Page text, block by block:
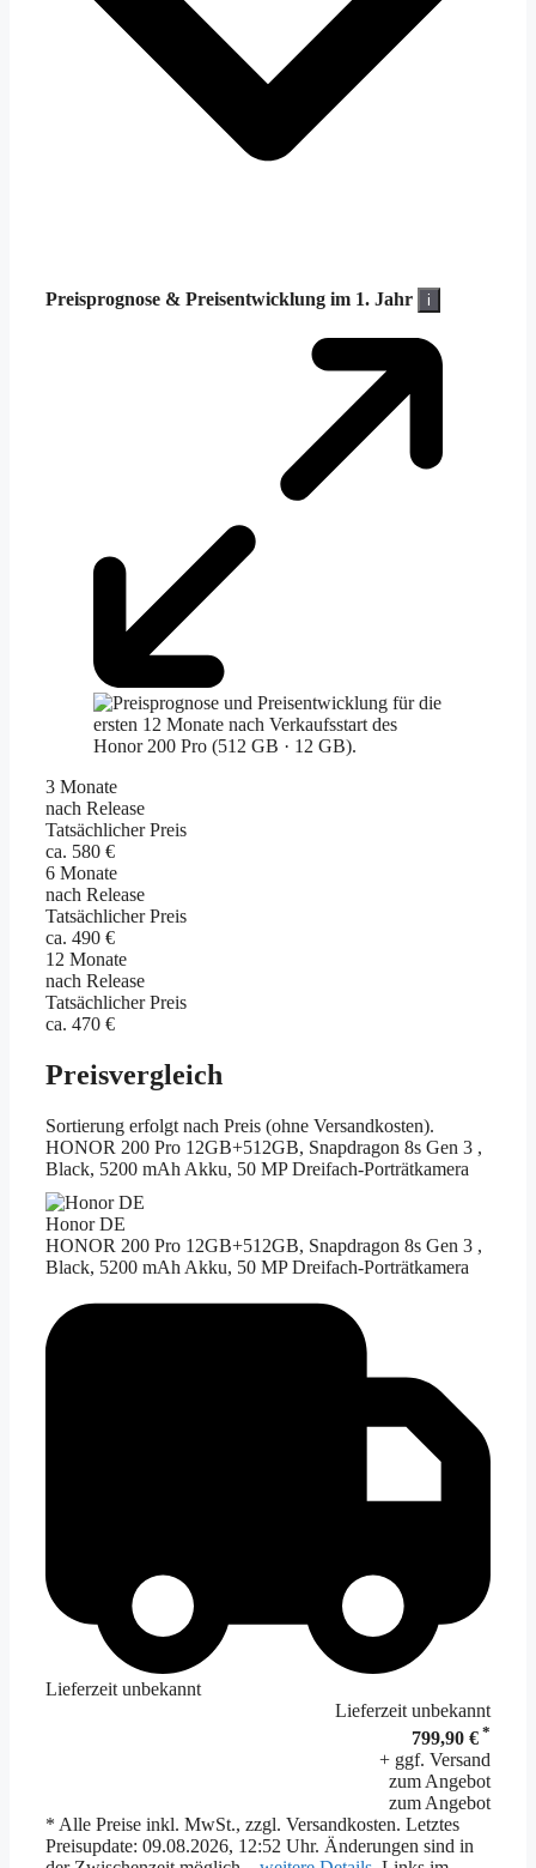
Preisprognose & Preisentwicklung im 1. Jahr i
3 Monate
nach Release
Tatsächlicher Preis
ca. 580 €
6 Monate
nach Release
Tatsächlicher Preis
ca. 490 €
12 Monate
nach Release
Tatsächlicher Preis
ca. 470 €
Preisvergleich
Sortierung erfolgt nach Preis (ohne Versandkosten).
HONOR 200 Pro 12GB+512GB, Snapdragon 8s Gen 3 ,
Black, 5200 mAh Akku, 50 MP Dreifach-Porträtkamera
Honor DE
HONOR 200 Pro 12GB+512GB, Snapdragon 8s Gen 3 ,
Black, 5200 mAh Akku, 50 MP Dreifach-Porträtkamera
Lieferzeit unbekannt
Lieferzeit unbekannt
799,90 € *
+ ggf. Versand
zum Angebot
zum Angebot
* Alle Preise inkl. MwSt., zzgl. Versandkosten. Letztes
Preisupdate: 09.08.2026, 12:52 Uhr. Änderungen sind in